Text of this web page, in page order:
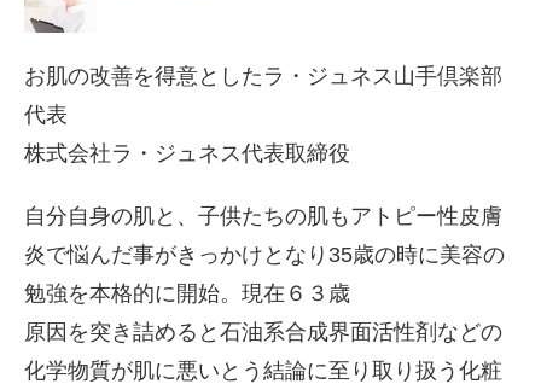
お肌の改善を得意としたラ・ジュネス山手倶楽部
代表
株式会社ラ・ジュネス代表取締役
自分自身の肌と、子供たちの肌もアトピー性皮膚
炎で悩んだ事がきっかけとなり35歳の時に美容の
勉強を本格的に開始。現在６３歳
原因を突き詰めると石油系合成界面活性剤などの
化学物質が肌に悪いとう結論に至り取り扱う化粧